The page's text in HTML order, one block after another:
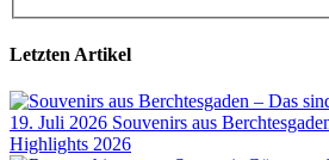
Letzten Artikel
19. Juli 2026 Souvenirs aus
Highlights 2026